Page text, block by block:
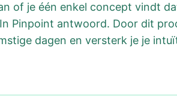
of je één enkel concept vindt
Pinpoint antwoord. Door dit
dagen en versterk je je